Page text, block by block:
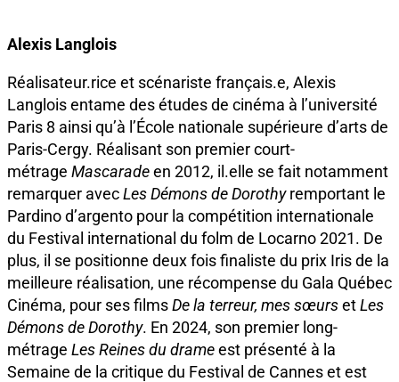
Alexis Langlois
Réalisateur.rice et scénariste français.e, Alexis
Langlois entame des études de cinéma à l’université
Paris 8 ainsi qu’à l’École nationale supérieure d’arts de
Paris-Cergy. Réalisant son premier court-
métrage Mascaradeen 2012, il.elle se fait notamment
remarquer avecLes Démons de Dorothyremportant le
Pardino d’argento pour la compétition internationale
du Festival international du folm de Locarno 2021. De
plus, il se positionne deux fois finaliste du prix Iris de la
meilleure réalisation, une récompense du Gala Québec
Cinéma, pour ses filmsDe la terreur, mes sœursetLes
Démons de Dorothy. En 2024, son premier long-
métrage Les Reines du drameest présenté à la
Semaine de la critique du Festival de Cannes et est